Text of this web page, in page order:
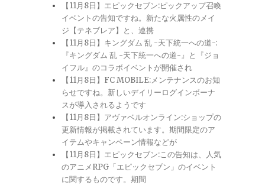
【11月8日】エピックセブン:ピックアップ召喚
イベントの告知ですね。新たな火属性のメイ
ジ【テネブレア】と、連携
【11月8日】キングダム 乱 -天下統一への道-:
『キングダム 乱 -天下統一への道-』と『ジョ
イフル』のコラボイベントが開催され
【11月8日】FC MOBILE:メンテナンスのお知
らせですね。新しいデイリーログインボーナ
スが導入されるようです
【11月8日】アヴァベルオンライン:ショップの
更新情報が掲載されています。期間限定のア
イテムやキャンペーン情報などが
【11月8日】エピックセブン:この告知は、人気
のアニメRPG「エピックセブン」のイベント
に関するものです。期間